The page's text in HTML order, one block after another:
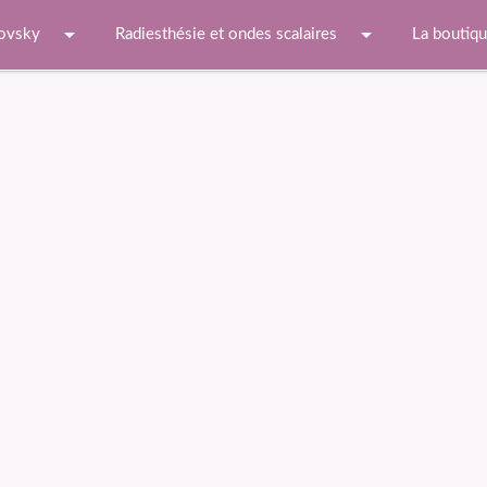
arrow_drop_down Radiesthésie et ondes scalaires arrow_drop_down La